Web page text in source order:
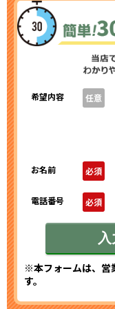
希望内容 任意
お名前 必須
電話番号 必須
※本フォームは、営
す。